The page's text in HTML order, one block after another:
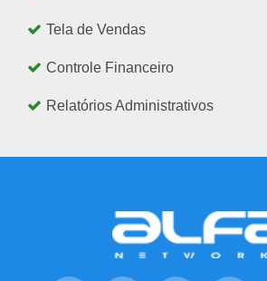
Tela de Vendas
Controle Financeiro
Relatórios Administrativos